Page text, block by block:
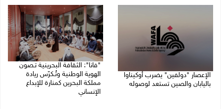
الإعصار "دولفين" يضرب أوكيناوا
باليابان والصين تستعد لوصوله
"فانا": الثقافة البحرينية تـصون
الهوية الوطنية وتُـكرّس ريادة
مملكة البحرين كمنارة للإبداع
الإنساني